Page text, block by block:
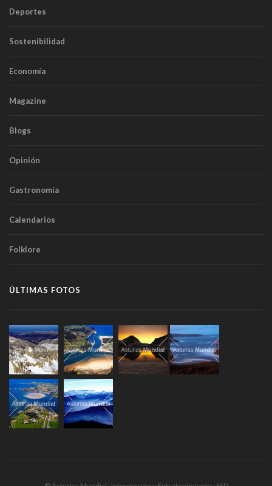
Deportes
Sostenibilidad
Economía
Magazine
Blogs
Opinión
Gastronomía
Calendarios
Folklore
ÚLTIMAS FOTOS